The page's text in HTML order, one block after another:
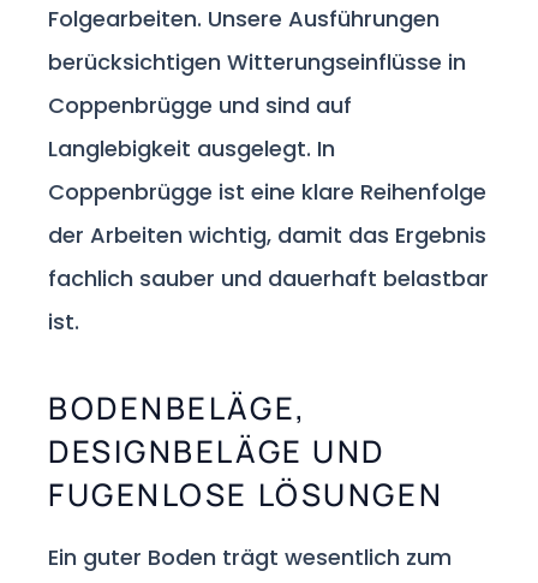
Folgearbeiten. Unsere Ausführungen
berücksichtigen Witterungseinflüsse in
Coppenbrügge und sind auf
Langlebigkeit ausgelegt. In
Coppenbrügge ist eine klare Reihenfolge
der Arbeiten wichtig, damit das Ergebnis
fachlich sauber und dauerhaft belastbar
ist.
BODENBELÄGE,
DESIGNBELÄGE UND
FUGENLOSE LÖSUNGEN
Ein guter Boden trägt wesentlich zum